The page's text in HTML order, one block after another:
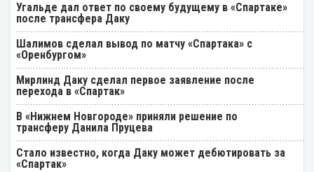
Угальде дал ответ по своему будущему в «Спартаке»
после трансфера Даку
Шалимов сделал вывод по матчу «Спартака» с
«Оренбургом»
Мирлинд Даку сделал первое заявление после
перехода в «Спартак»
В «Нижнем Новгороде» приняли решение по
трансферу Данила Пруцева
Стало известно, когда Даку может дебютировать за
«Спартак»